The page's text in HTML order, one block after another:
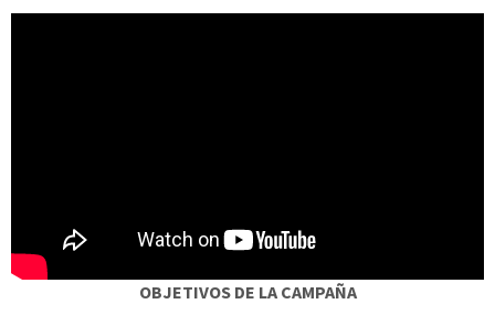
OBJETIVOS DE LA CAMPAÑA